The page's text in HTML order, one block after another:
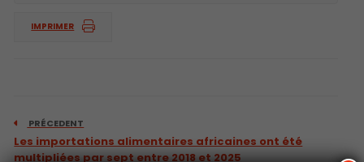
IMPRIMER
PRÉCEDENT
Les importations alimentaires africaines ont été
multipliées par sept entre 2018 et 2025